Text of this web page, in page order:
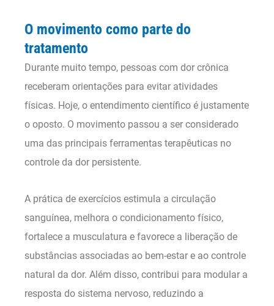
O movimento como parte do
tratamento
Durante muito tempo, pessoas com dor crônica
receberam orientações para evitar atividades
físicas. Hoje, o entendimento científico é justamente
o oposto. O movimento passou a ser considerado
uma das principais ferramentas terapêuticas no
controle da dor persistente.
A prática de exercícios estimula a circulação
sanguínea, melhora o condicionamento físico,
fortalece a musculatura e favorece a liberação de
substâncias associadas ao bem-estar e ao controle
natural da dor. Além disso, contribui para modular a
resposta do sistema nervoso, reduzindo a